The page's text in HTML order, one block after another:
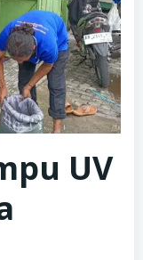
UV